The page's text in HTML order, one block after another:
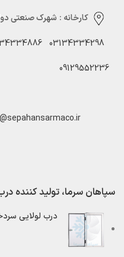
کارخانه : شهرک صنعتی دولت
03134334298
09129552236
سپاهان سرما، تولید کننده
درب لولایی